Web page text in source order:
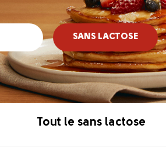
SANS LACTOSE
Tout le sans lactose